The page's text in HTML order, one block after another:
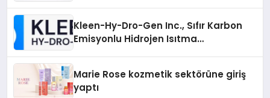
Kleen-Hy-Dro-Gen Inc., Sıfır Karbon
Emisyonlu Hidrojen Isıtma
Marie Rose kozmetik sektörüne giriş
yaptı